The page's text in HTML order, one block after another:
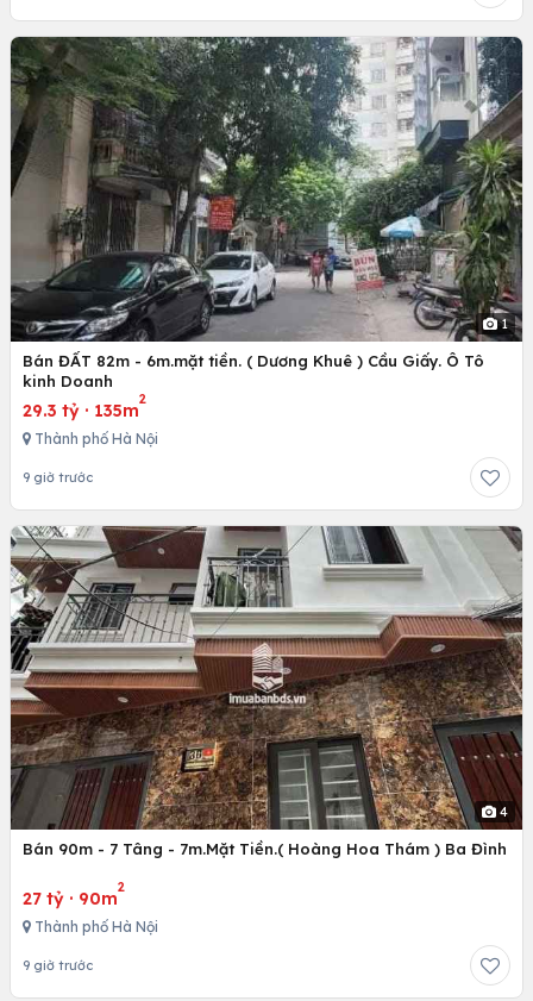
1
Bán ĐẤT 82m - 6m.mặt tiền. ( Dương Khuê ) Cầu Giấy. Ô Tô
kinh Doanh
29.3 tỷ · 135m
2
Thành phố Hà Nội
9 giờ trước
4
Bán 90m - 7 Tâng - 7m.Mặt Tiền.( Hoàng Hoa Thám ) Ba Đình
27 tỷ · 90m
2
Thành phố Hà Nội
9 giờ trước